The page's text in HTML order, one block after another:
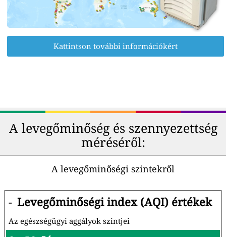
Kattintson további információkért
A levegőminőség és szennyezettség
méréséről:
A levegőminőségi szintekről
- Levegőminőségi index (AQI) értékek
Az egészségügyi aggályok szintjei